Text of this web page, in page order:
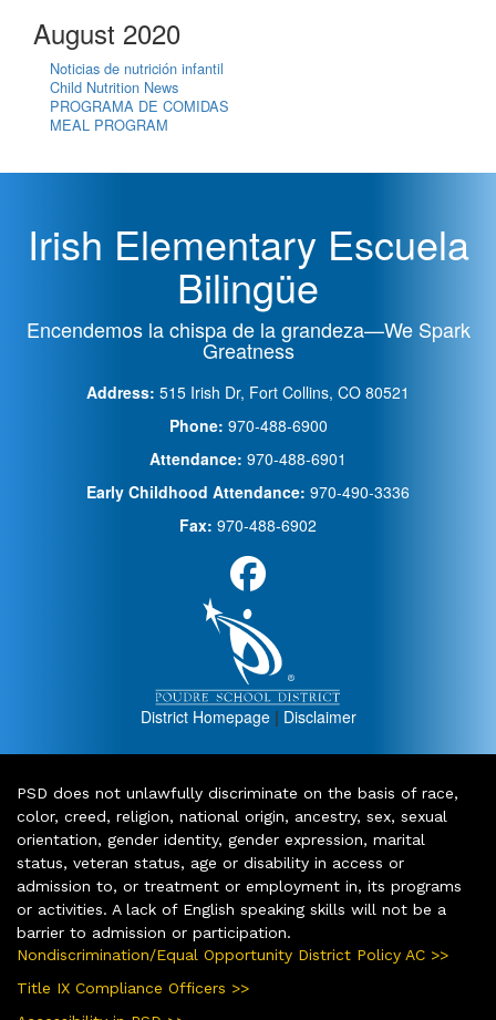
August 2020
Noticias de nutrición infantil
Child Nutrition News
PROGRAMA DE COMIDAS
MEAL PROGRAM
Irish Elementary Escuela
Bilingüe
Encendemos la chispa de la grandeza—We Spark
Greatness
Address: 515 Irish Dr, Fort Collins, CO 80521
Phone: 970-488-6900
Attendance: 970-488-6901
Early Childhood Attendance: 970-490-3336
Fax: 970-488-6902
District Homepage| Disclaimer
PSD does not unlawfully discriminate on the basis of race,
color, creed, religion, national origin, ancestry, sex, sexual
orientation, gender identity, gender expression, marital
status, veteran status, age or disability in access or
admission to, or treatment or employment in, its programs
or activities. A lack of English speaking skills will not be a
barrier to admission or participation.
Nondiscrimination/Equal Opportunity District Policy AC >>
Title IX Compliance Officers >>